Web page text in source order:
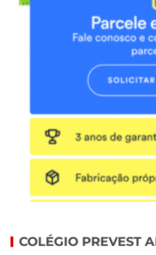
COLÉGIO PREVEST